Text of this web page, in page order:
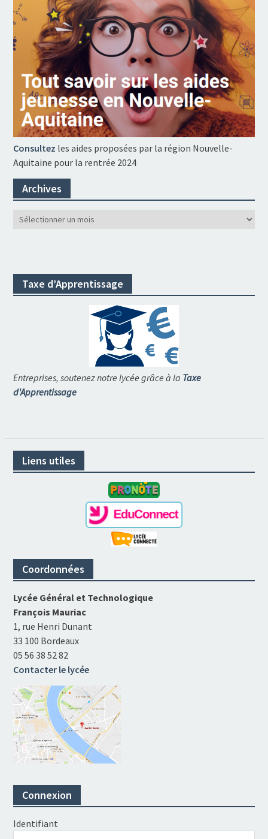
Consultez les aides proposées par la région Nouvelle-
Aquitaine pour la rentrée 2024
Archives
Archives
Taxe d’Apprentissage
Entreprises, soutenez notre lycée grâce à la Taxe
d'Apprentissage
Liens utiles
Coordonnées
Lycée Général et Technologique
François Mauriac
1, rue Henri Dunant
33 100 Bordeaux
05 56 38 52 82
Contacter le lycée
Connexion
Identifiant